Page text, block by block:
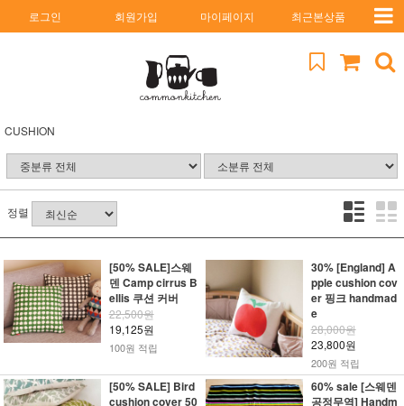
로그인 회원가입 마이페이지 최근본상품
CUSHION
정렬
[50% SALE]스웨
덴 Camp cirrus B
ellis 쿠션 커버
22,500원
19,125원
100원 적립
30% [England] A
pple cushion cov
er 핑크 handmad
e
28,000원
23,800원
200원 적립
[50% SALE] Bird
cushion cover 50
60% sale [스웨덴
공정무역] Handm